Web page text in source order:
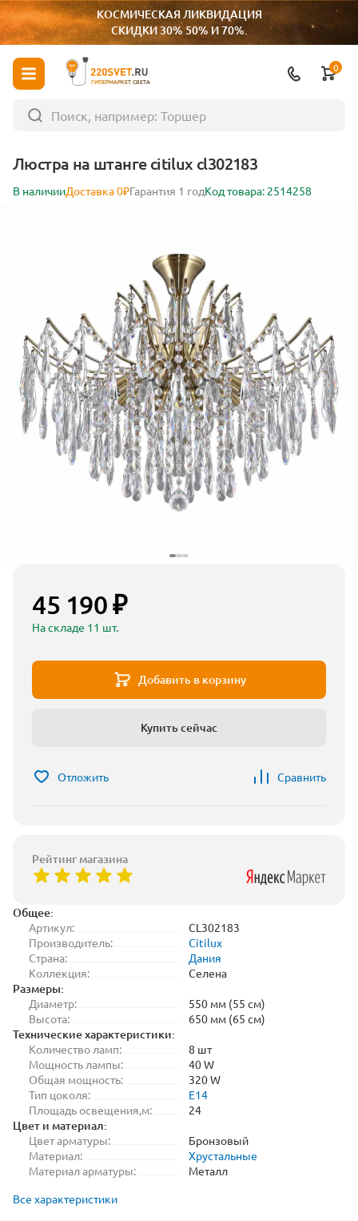
КОСМИЧЕСКАЯ ЛИКВИДАЦИЯ
СКИДКИ 30% 50% И 70%.
ГИПЕРМАРКЕТ СВЕТА
0
Люстра на штанге citilux cl302183
В наличииДоставка 0₽Гарантия 1 годКод товара: 2514258
Общее:
Артикул:
CL302183
Производитель:
Citilux
Страна:
Дания
Коллекция:
Селена
Размеры:
Диаметр:
550 мм (55 см)
Высота:
650 мм (65 см)
Технические характеристики:
Количество ламп:
8 шт
Мощность лампы:
40 W
Общая мощность:
320 W
Тип цоколя:
E14
Площадь освещения,м:
24
Цвет и материал:
Цвет арматуры:
Бронзовый
Материал:
Хрустальные
Материал арматуры:
Металл
Все характеристики
45 190 ₽
На складе 11 шт.
Добавить в корзину
Купить сейчас
Отложить Сравнить
Рейтинг магазина